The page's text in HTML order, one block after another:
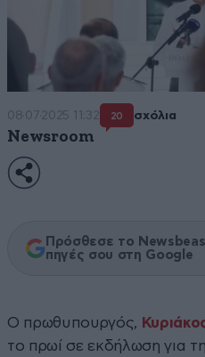
08·07·2025 11:32 20 σχόλια
Newsroom
Πρόσθεσε το
πηγές σου στη Google
Ο πρωθυπουργός,
το πρωί σε εκδήλωση για τη